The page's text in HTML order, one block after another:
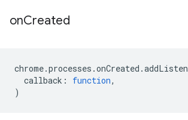
onCreated
chrome.processes .onCreated .
callback : function,
)